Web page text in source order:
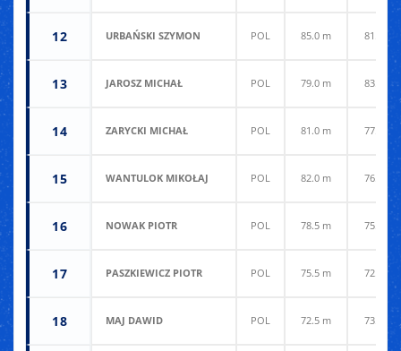
12 URBAŃSKI SZYMON POL 85.0 m 81.0 m
13 JAROSZ MICHAŁ POL 79.0 m 83.0 m
14 ZARYCKI MICHAŁ POL 81.0 m 77.0 m
15 WANTULOK MIKOŁAJ POL 82.0 m 76.0 m
16 NOWAK PIOTR POL 78.5 m 75.5 m
17 PASZKIEWICZ PIOTR POL 75.5 m 72.0 m
18 MAJ DAWID POL 72.5 m 73.5 m